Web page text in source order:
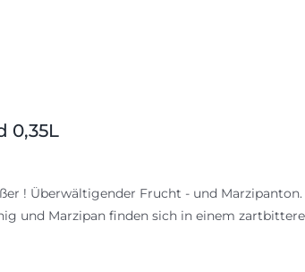
0,35L
! Überwältigender Frucht - und
und Marzipan finden sich in einem